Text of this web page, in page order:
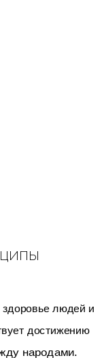
людей и
достижению
народами.